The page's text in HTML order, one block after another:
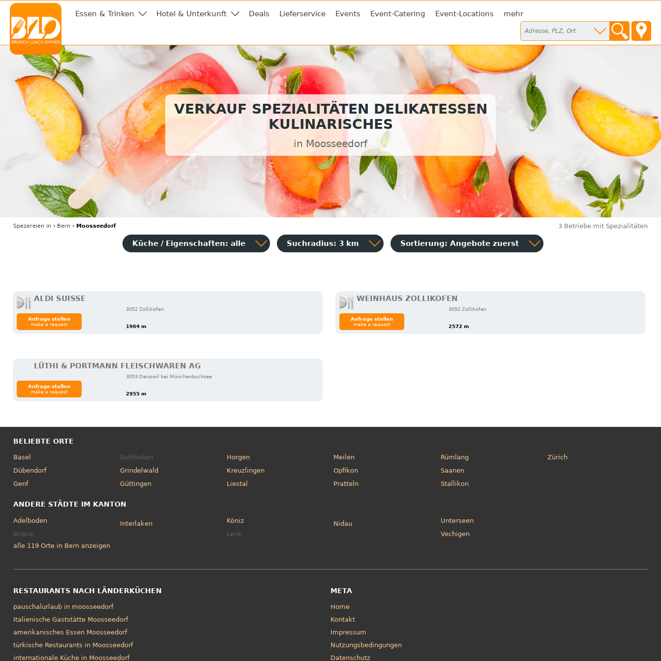
Essen & Trinken Hotel & Unterkunft Deals Lieferservice Events Event-Catering Event-Locations mehr
VERKAUF SPEZIALITÄTEN DELIKATESSEN
KULINARISCHES
in Moosseedorf
Spezereien in › Bern › Moosseedorf 3 Betriebe mit Spezialitäten
Küche / Eigenschaften: alle Suchradius: 3 km Sortierung: Angebote zuerst
ALDI SUISSE
3052 Zollikofen
1964 m
Anfrage stellen
make a request
WEINHAUS ZOLLIKOFEN
3052 Zollikofen
2572 m
Anfrage stellen
make a request
LÜTHI & PORTMANN FLEISCHWAREN AG
3053 Deisswil bei Münchenbuchsee
2955 m
Anfrage stellen
make a request
BELIEBTE ORTE
Basel
Dübendorf
Genf
Gottlieben
Grindelwald
Güttingen
Horgen
Kreuzlingen
Liestal
Meilen
Opfikon
Pratteln
Rümlang
Saanen
Stallikon
Zürich
ANDERE STÄDTE IM KANTON
Adelboden
Brienz
Interlaken
Köniz
Lenk
Nidau
Unterseen
Vechigen
alle 119 Orte in Bern anzeigen
RESTAURANTS NACH LÄNDERKÜCHEN
pauschalurlaub in moosseedorf
Italienische Gaststätte Moosseedorf
amerikanisches Essen Moosseedorf
türkische Restaurants in Moosseedorf
internationale Küche in Moosseedorf
META
Home
Kontakt
Impressum
Nutzungsbedingungen
Datenschutz